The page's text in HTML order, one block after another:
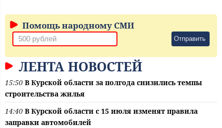
Помощь народному СМИ
Отправить
ЛЕНТА НОВОСТЕЙ
15:50 В Курской области за полгода снизились темпы
строительства жилья
14:40 В Курской области с 15 июля изменят правила
заправки автомобилей